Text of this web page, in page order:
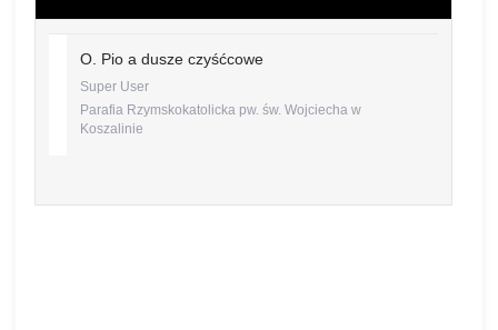
O. Pio a dusze czyśćcowe
Super User
Parafia Rzymskokatolicka pw. św. Wojciecha w
Koszalinie